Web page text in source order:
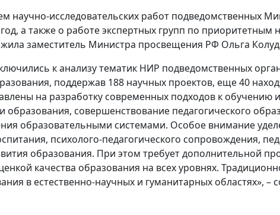
научно-исследовательских работ подведомственных
а также о работе экспертных групп по приоритетным
заместитель Министра просвещения РФ Ольга
к анализу тематик НИР подведомственных
поддержав 188 научных проектов, еще 40
на разработку современных подходов к обучению
образования, совершенствование педагогического
образовательными системами. Особое внимание
психолого-педагогического сопровождения,
образования. При этом требует дополнительной
качества образования на всех уровнях.
в естественно-научных и гуманитарных областях», –